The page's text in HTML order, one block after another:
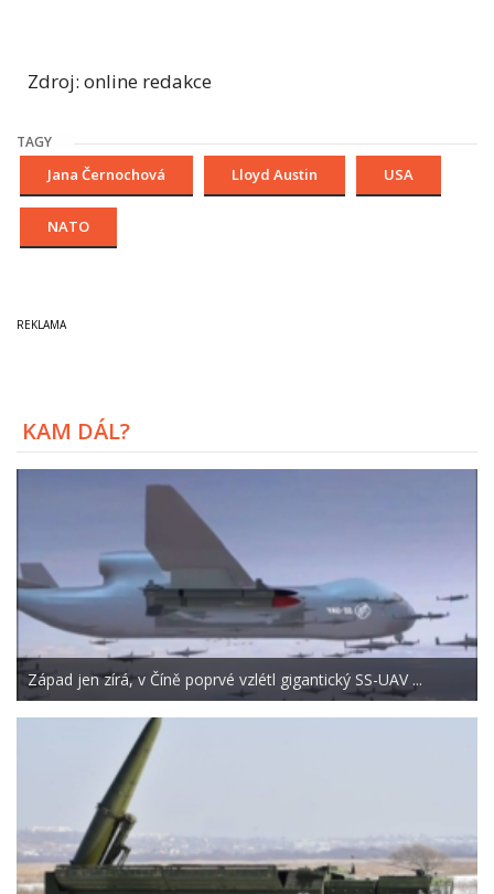
Zdroj: online redakce
TAGY
Jana Černochová Lloyd Austin USA
NATO
KAM DÁL?
Západ jen zírá, v Číně poprvé vzlétl gigantický SS-UAV ...